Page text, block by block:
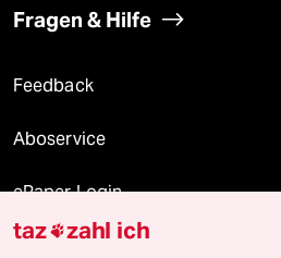
Fragen & Hilfe
Feedback
Aboservice
ePaper Login
Downloads für Abonnierende
taz zahl ich